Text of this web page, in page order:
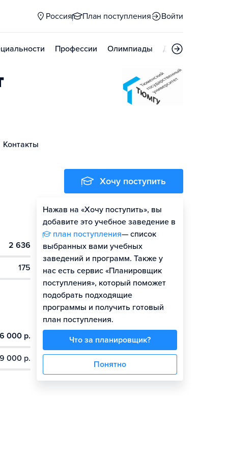
Россия План поступления Войти
Профессии Олимпиады Дни открытых
Контакты
2 636
175
000 р.
000 р.
Хочу поступить
Нажав на «Хочу поступить», вы
добавите это учебное заведение в
план поступления— список
выбранных вами учебных
заведений и программ. Также у
нас есть сервис «Планировщик
поступления», который поможет
подобрать подходящие
программы и получить готовый
план поступления.
Что за планировщик?
Понятно
Оценить шансы